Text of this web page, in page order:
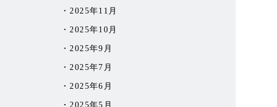
2025年11月
2025年10月
2025年9月
2025年7月
2025年6月
2025年5月